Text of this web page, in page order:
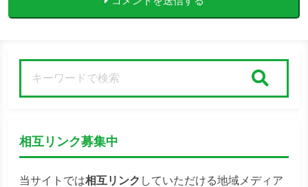
相互リンク募集中
当サイトでは相互リンク していただける地域メディア